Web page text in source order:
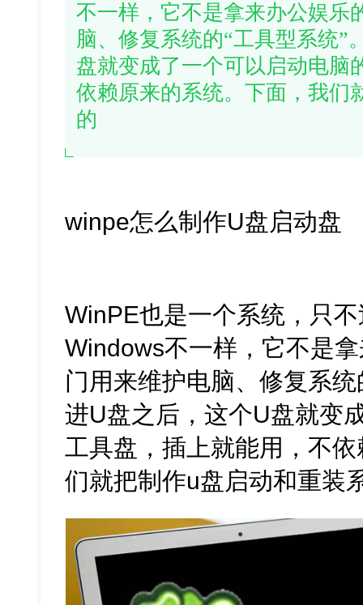
不一样，它不是拿来办公娱乐
脑、修复系统的“工具型系统”
盘就变成了一个可以启动电脑
依赖原来的系统。下面，我们
的
winpe怎么制作U盘启动盘
WinPE也是一个系统，只
Windows不一样，它不是
门用来维护电脑、修复系统
进U盘之后，这个U盘就变
工具盘，插上就能用，不
们就把制作u盘启动和重装